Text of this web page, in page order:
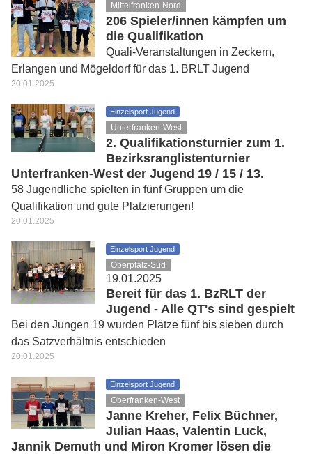
Mittelfranken-Nord
206 Spieler/innen kämpfen um
die Qualifikation
Quali-Veranstaltungen in Zeckern,
Erlangen und Mögeldorf für das 1. BRLT Jugend
20.01.2025
Einzelsport Jugend
Unterfranken-West
2. Qualifikationsturnier zum 1.
Bezirksranglistenturnier
Unterfranken-West der Jugend 19 / 15 / 13.
58 Jugendliche spielten in fünf Gruppen um die
Qualifikation und gute Platzierungen!
20.01.2025
Einzelsport Jugend
Oberpfalz-Süd
19.01.2025
Bereit für das 1. BzRLT der
Jugend - Alle QT's sind gespielt
Bei den Jungen 19 wurden Plätze fünf bis sieben durch
das Satzverhältnis entschieden
20.01.2025
Einzelsport Jugend
Oberfranken-West
Janne Kreher, Felix Büchner,
Julian Haas, Valentin Luck,
Jannik Demuth und Miron Kromer lösen die